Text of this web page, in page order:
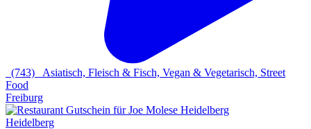
(743) Asiatisch, Fleisch & Fisch, Vegan & Vegetarisch, Street
Food
Freiburg
Heidelberg